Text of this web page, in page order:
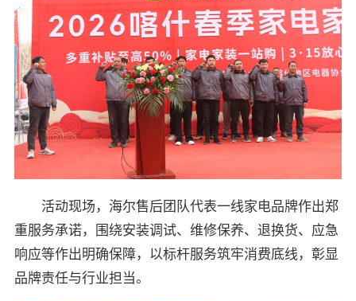
活动现场，海尔售后团队代表一线家电品牌作出郑
重服务承诺，围绕安装调试、维修保养、退换货、应急
响应等作出明确保障，以标杆服务筑牢消费底线，彰显
品牌责任与行业担当。